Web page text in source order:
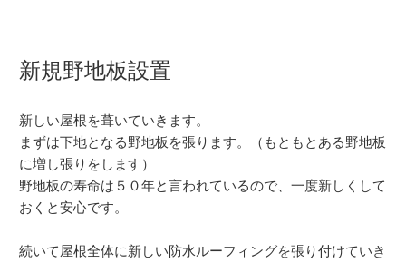
新規野地板設置
新しい屋根を葺いていきます。
まずは下地となる野地板を張ります。（もともとある野地板
に増し張りをします）
野地板の寿命は５０年と言われているので、一度新しくして
おくと安心です。
続いて屋根全体に新しい防水ルーフィングを張り付けていき